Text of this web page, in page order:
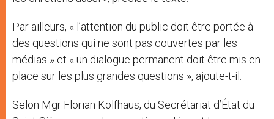
Par ailleurs, « l’attention du public doit être portée à
des questions qui ne sont pas couvertes par les
médias » et « un dialogue permanent doit être mis en
place sur les plus grandes questions », ajoute-t-il.
Selon Mgr Florian Kolfhaus, du Secrétariat d’État du